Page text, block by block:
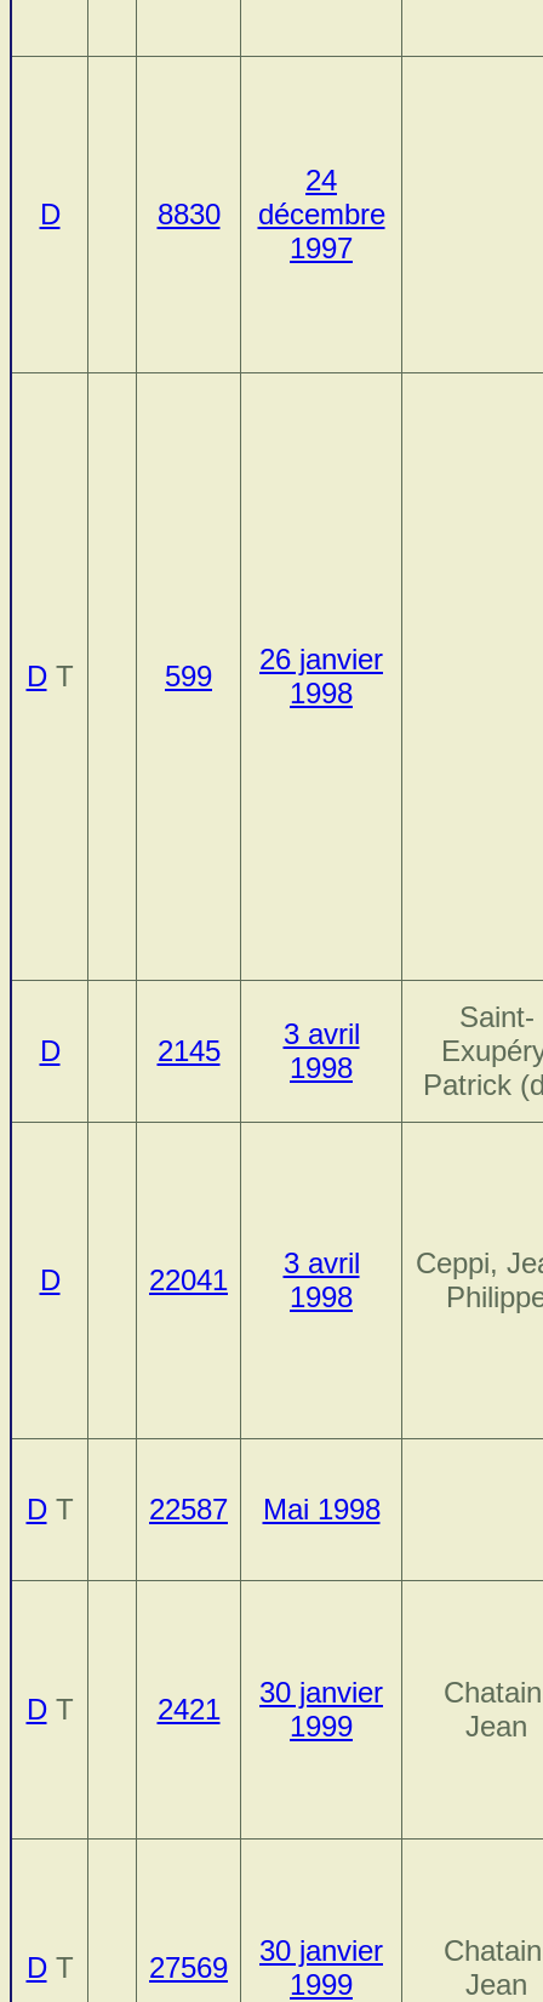
D 8830
24
décembre
1997
DT 599
26 janvier
1998
D 2145
3 avril
1998
Saint-
Patrick
D 22041
3 avril
1998
Ceppi,
DT 22587 Mai 1998
DT 2421
30 janvier
1999
Jean
DT 27569
30 janvier
1999
Jean